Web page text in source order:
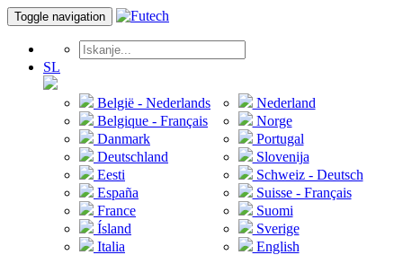
Toggle navigation
SL
België - Nederlands
Belgique - Français
Danmark
Deutschland
Eesti
España
France
Ísland
Italia
Nederland
Norge
Portugal
Slovenija
Schweiz - Deutsch
Suisse - Français
Suomi
Sverige
English